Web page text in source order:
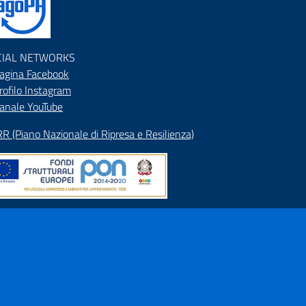
NETWORKS
Facebook
Instagram
YouTube
(Piano Nazionale di Ripresa e Resilienza)